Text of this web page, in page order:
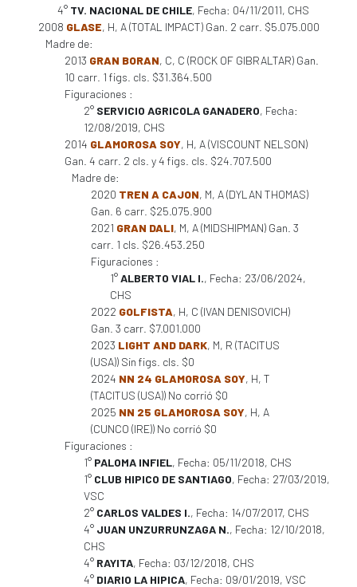
4° TV. NACIONAL DE CHILE, Fecha: 04/11/2011, CHS
2008 GLASE, H, A (TOTAL IMPACT) Gan. 2 carr. $5.075.000
Madre de:
2013 GRAN BORAN, C, C (ROCK OF GIBRALTAR) Gan.
10 carr. 1 figs. cls. $31.364.500
Figuraciones :
2° SERVICIO AGRICOLA GANADERO, Fecha:
12/08/2019, CHS
2014 GLAMOROSA SOY, H, A (VISCOUNT NELSON)
Gan. 4 carr. 2 cls. y 4 figs. cls. $24.707.500
Madre de:
2020 TREN A CAJON, M, A (DYLAN THOMAS)
Gan. 6 carr. $25.075.900
2021 GRAN DALI, M, A (MIDSHIPMAN) Gan. 3
carr. 1 cls. $26.453.250
Figuraciones :
1°ALBERTO VIAL I., Fecha: 23/06/2024,
CHS
2022 GOLFISTA, H, C (IVAN DENISOVICH)
Gan. 3 carr. $7.001.000
2023 LIGHT AND DARK, M, R (TACITUS
(USA)) Sin figs. cls. $0
2024 NN 24 GLAMOROSA SOY, H, T
(TACITUS (USA)) No corrió $0
2025 NN 25 GLAMOROSA SOY, H, A
(CUNCO (IRE)) No corrió $0
Figuraciones :
1° PALOMA INFIEL, Fecha: 05/11/2018, CHS
1° CLUB HIPICO DE SANTIAGO, Fecha: 27/03/2019,
VSC
2° CARLOS VALDES I., Fecha: 14/07/2017, CHS
4° JUAN UNZURRUNZAGA N., Fecha: 12/10/2018,
CHS
4° RAYITA, Fecha: 03/12/2018, CHS
4° DIARIO LA HIPICA, Fecha: 09/01/2019, VSC